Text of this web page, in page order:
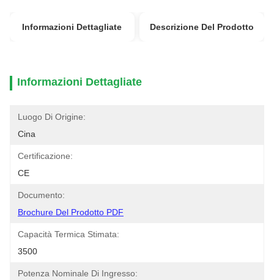
Informazioni Dettagliate Descrizione Del Prodotto
Informazioni Dettagliate
Luogo Di Origine:
Cina
Certificazione:
CE
Documento:
Brochure Del Prodotto PDF
Capacità Termica Stimata:
3500
Potenza Nominale Di Ingresso: